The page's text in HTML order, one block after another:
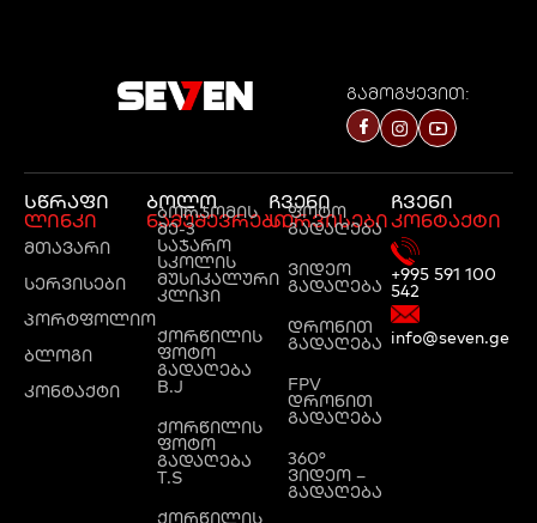
გამოგყევით:
სწრაფი
ლინკი
მთავარი
სერვისები
პორტფოლიო
ბლოგი
კონტაქტი
ბოლო
ნამუშევრები
ბორჯომის
მე-3
საჯარო
სკოლის
მუსიკალური
კლიპი
ქორწილის
ფოტო
გადაღება
B.J
ქორწილის
ფოტო
გადაღება
T.S
ქორწილის
ჩვენი
სერვისები
ფოტო
გადაღება
ვიდეო
გადაღება
დრონით
გადაღება
FPV
დრონით
გადაღება
360°
ვიდეო –
გადაღება
ჩვენი
კონტაქტი
+995 591 100
542
info@seven.ge